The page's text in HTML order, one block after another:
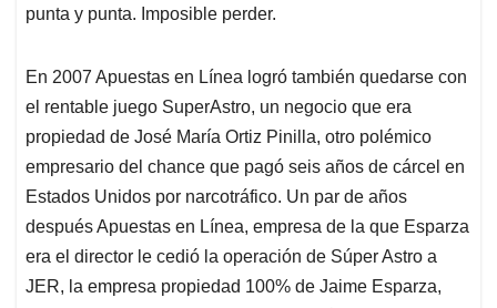
punta y punta. Imposible perder.
En 2007 Apuestas en Línea logró también quedarse con
el rentable juego SuperAstro, un negocio que era
propiedad de José María Ortiz Pinilla, otro polémico
empresario del chance que pagó seis años de cárcel en
Estados Unidos por narcotráfico. Un par de años
después Apuestas en Línea, empresa de la que Esparza
era el director le cedió la operación de Súper Astro a
JER, la empresa propiedad 100% de Jaime Esparza,